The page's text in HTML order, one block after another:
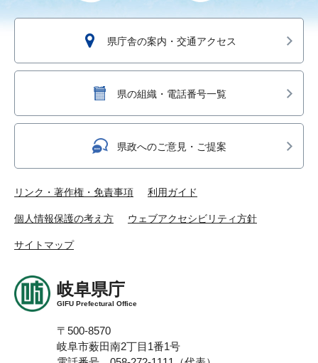
県庁舎の案内・交通アクセス
県の組織・電話番号一覧
県政へのご意見・ご提案
リンク・著作権・免責事項 利用ガイド
個人情報保護の考え方 ウェブアクセシビリティ方針
サイトマップ
岐阜県庁
GIFU Prefectural Office
〒500-8570
岐阜市薮田南2丁目1番1号